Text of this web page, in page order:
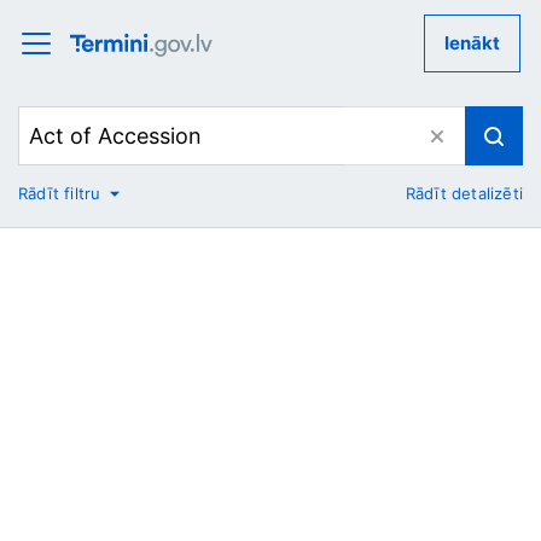
Ienākt
No
Rādīt filtru Rādīt detalizēti